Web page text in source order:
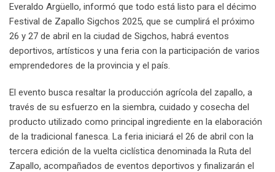
Everaldo Argüello, informó que todo está listo para el décimo
Festival de Zapallo Sigchos 2025, que se cumplirá el próximo
26 y 27 de abril en la ciudad de Sigchos, habrá eventos
deportivos, artísticos y una feria con la participación de varios
emprendedores de la provincia y el país.
El evento busca resaltar la producción agrícola del zapallo, a
través de su esfuerzo en la siembra, cuidado y cosecha del
producto utilizado como principal ingrediente en la elaboración
de la tradicional fanesca. La feria iniciará el 26 de abril con la
tercera edición de la vuelta ciclística denominada la Ruta del
Zapallo, acompañados de eventos deportivos y finalizarán el